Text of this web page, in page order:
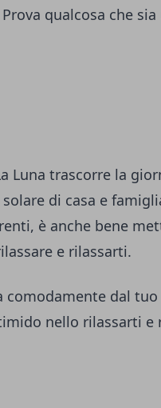
qualcosa che
Luna trascorre la
di casa e
è anche bene
e rilassarti.
comodamente dal
nello rilassarti